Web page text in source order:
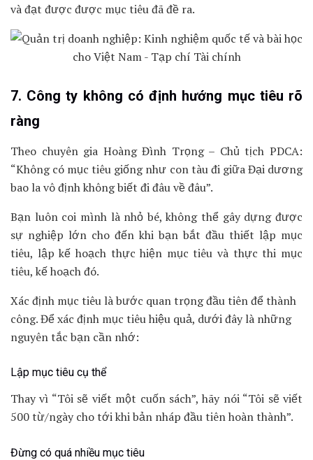
và đạt được được mục tiêu đã đề ra.
7. Công ty không có định hướng mục tiêu rõ
ràng
Theo chuyên gia Hoàng Đình Trọng – Chủ tịch PDCA:
“Không có mục tiêu giống như con tàu đi giữa Đại dương
bao la vô định không biết đi đâu về đâu”.
Bạn luôn coi mình là nhỏ bé, không thể gây dựng được
sự nghiệp lớn cho đến khi bạn bắt đầu thiết lập mục
tiêu, lập kế hoạch thực hiện mục tiêu và thực thi mục
tiêu, kế hoạch đó.
Xác định mục tiêu là bước quan trọng đầu tiên để thành
công. Để xác định mục tiêu hiệu quả, dưới đây là những
nguyên tắc bạn cần nhớ:
Lập mục tiêu cụ thể
Thay vì “Tôi sẽ viết một cuốn sách”, hãy nói “Tôi sẽ viết
500 từ/ngày cho tới khi bản nháp đầu tiên hoàn thành”.
Đừng có quá nhiều mục tiêu